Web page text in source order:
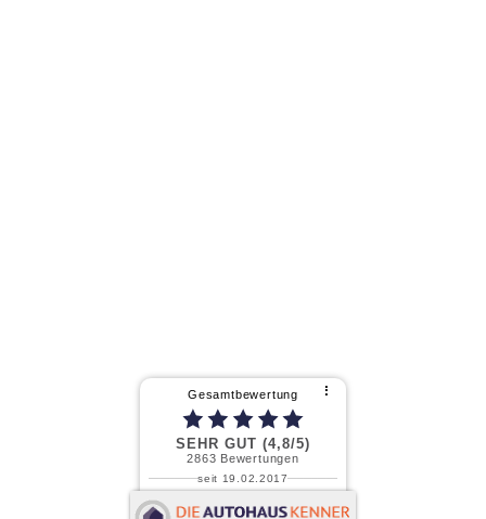
Gesamtbewertung ⠇
SEHR GUT (4,8/5)
2863 Bewertungen
seit 19.02.2017
Sebastian A.